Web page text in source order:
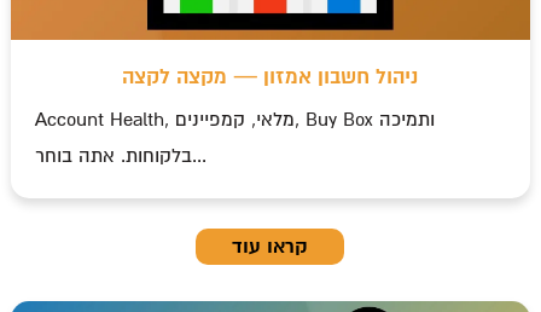
ניהול חשבון אמזון — מקצה לקצה
Account Health, מלאי, קמפיינים, Buy Box ותמיכה
בלקוחות. אתה בוחר...
קראו עוד